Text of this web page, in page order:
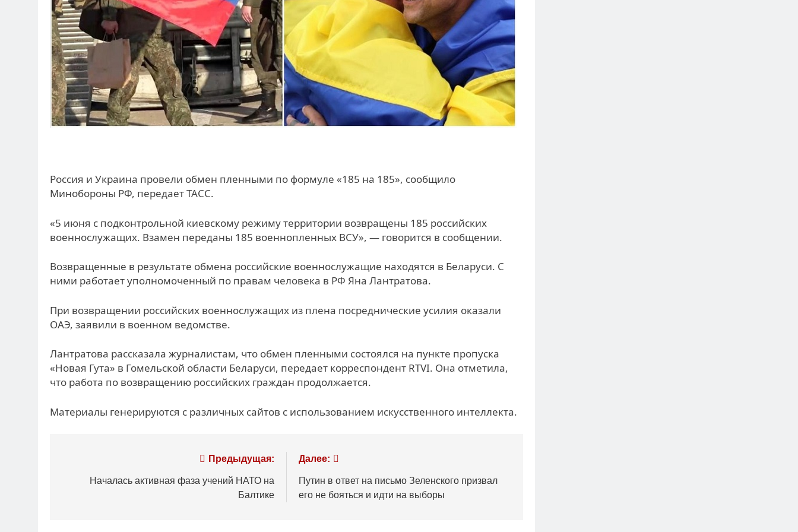
Россия и Украина провели обмен пленными по формуле «185 на 185», сообщило
Минобороны РФ, передает ТАСС.
«5 июня с подконтрольной киевскому режиму территории возвращены 185 российских
военнослужащих. Взамен переданы 185 военнопленных ВСУ», — говорится в сообщении.
Возвращенные в результате обмена российские военнослужащие находятся в Беларуси. С
ними работает уполномоченный по правам человека в РФ Яна Лантратова.
При возвращении российских военнослужащих из плена посреднические усилия оказали
ОАЭ, заявили в военном ведомстве.
Лантратова рассказала журналистам, что обмен пленными состоялся на пункте пропуска
«Новая Гута» в Гомельской области Беларуси, передает корреспондент RTVI. Она отметила,
что работа по возвращению российских граждан продолжается.
Материалы генерируются с различных сайтов с использованием искусственного интеллекта.
Предыдущая:
Началась активная фаза учений НАТО на
Балтике
Далее:
Путин в ответ на письмо Зеленского призвал
его не бояться и идти на выборы